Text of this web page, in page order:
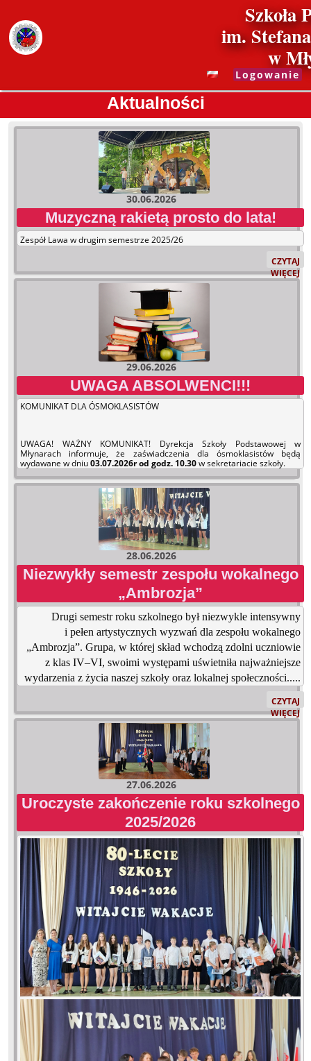
Szkoła
im.
w
Logowanie
Aktualności
Aktualności
30.06.2026
Muzyczną rakietą prosto do lata!
Zespół Lawa w drugim semestrze 2025/26
RAKIETĄ
PROSTO
CZYTAJ
WIĘCEJ
29.06.2026
UWAGA ABSOLWENCI!!!
KOMUNIKAT DLA ÓSMOKLASISTÓW
UWAGA! WAŻNY KOMUNIKAT! Dyrekcja Szkoły Podstawowej w
Młynarach informuje, że zaświadczenia dla ósmoklasistów będą
wydawane w dniu03.07.2026r od godz. 10.30w sekretariacie szkoły.
28.06.2026
Niezwykły semestr zespołu wokalnego
„Ambrozja”
Drugi semestr roku szkolnego był niezwykle intensywny
i pełen artystycznych wyzwań dla zespołu wokalnego
„Ambrozja”. Grupa, w której skład wchodzą zdolni uczniowie
z klas IV–VI, swoimi występami uświetniła najważniejsze
wydarzenia z życia naszej szkoły oraz lokalnej społeczności.....
SEMESTR
ZESPOŁU
CZYTAJ
WIĘCEJ
27.06.2026
Uroczyste zakończenie roku szkolnego
2025/2026